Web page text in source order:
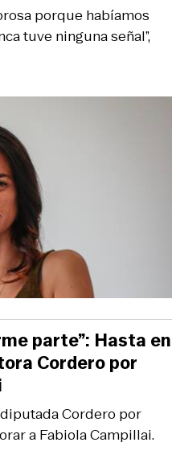
porque habíamos
tuve ninguna señal”,
Cordero por
a Fabiola Campillai.
parte”: Hasta en
Cordero por